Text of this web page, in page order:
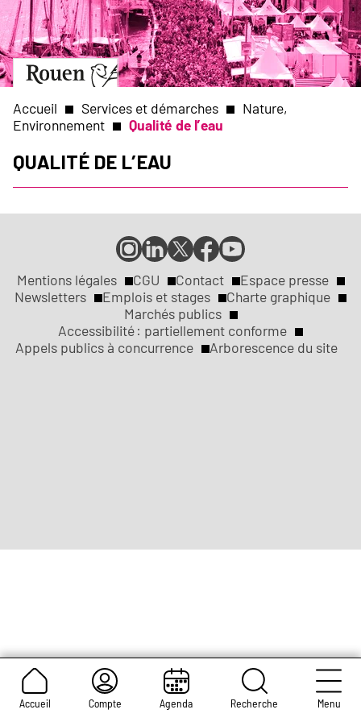
Aller
au
contenu
principal
Aller
à
page
d’accueil
Slide
of
1
Accueil Compte Agenda Recherche Menu
Fil
d'Ariane
Accueil Services et démarches
Nature,
Environnement
Qualité de l’eau
Qualité de l’eau
Submenu
Réseaux
sociaux
Compte
Instagram
de
la
ville
de
Rouen
Compte
LinkedIn
de
la
ville
de
Rouen
Compte
X
de
la
ville
de
Rouen
Page
Facebook
de
la
ville
de
Rouen
Page
YouTube
de
la
ville
de
Rouen
Liens
légaux
Mentions légales CGU Contact
Espace presse
Newsletters
Emplois et stages
Charte graphique
Marchés publics
Accessibilité : partiellement conforme
Appels publics à concurrence
Arborescence du site